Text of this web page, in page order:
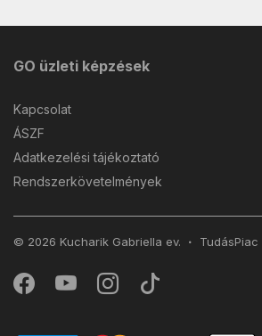
GO üzleti képzések
Kapcsolat
ÁSZF
Adatkezelési tájékoztató
Rendszerkövetelmények
© 2026 Kucharik Gabriella ev. TudásPiac